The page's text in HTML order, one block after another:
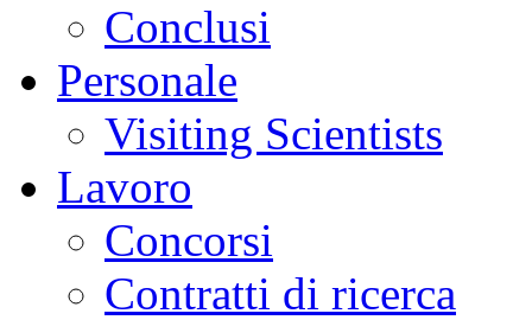
Conclusi
Personale
Visiting Scientists
Lavoro
Concorsi
Contratti di ricerca